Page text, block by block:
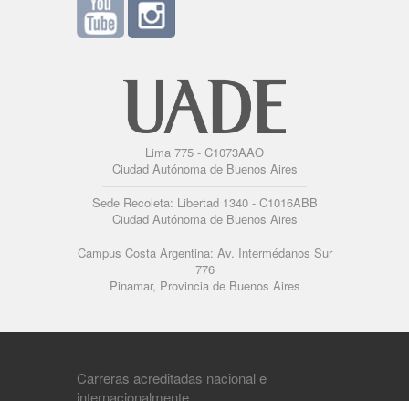
Lima 775 - C1073AAO
Ciudad Autónoma de Buenos Aires
Sede Recoleta: Libertad 1340 - C1016ABB
Ciudad Autónoma de Buenos Aires
Campus Costa Argentina: Av. Intermédanos Sur
776
Pinamar, Provincia de Buenos Aires
Carreras acreditadas nacional e
internacionalmente